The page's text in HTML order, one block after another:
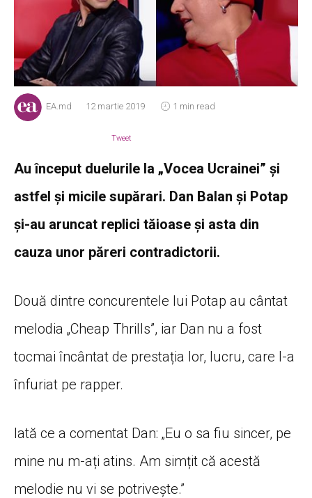
EA.md 12 martie 2019 1 min read
Tweet
Au început duelurile la „Vocea Ucrainei” și
astfel și micile supărari. Dan Balan și Potap
și-au aruncat replici tăioase și asta din
cauza unor păreri contradictorii.
Două dintre concurentele lui Potap au cântat
melodia „Cheap Thrills”, iar Dan nu a fost
tocmai încântat de prestația lor, lucru, care l-a
înfuriat pe rapper.
Iată ce a comentat Dan: „Eu o sa fiu sincer, pe
mine nu m-ați atins. Am simțit că acestă
melodie nu vi se potrivește.”